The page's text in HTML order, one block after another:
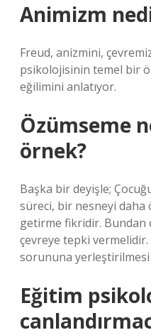
Animizm
Freud, anizmini,
psikolojisinin temel bir
eğilimini anlatıyor.
Özümseme
örnek?
Başka bir deyişle;
süreci, bir nesneyi daha
getirme fikridir. Bundan
çevreye tepki
sorununa
Eğitim